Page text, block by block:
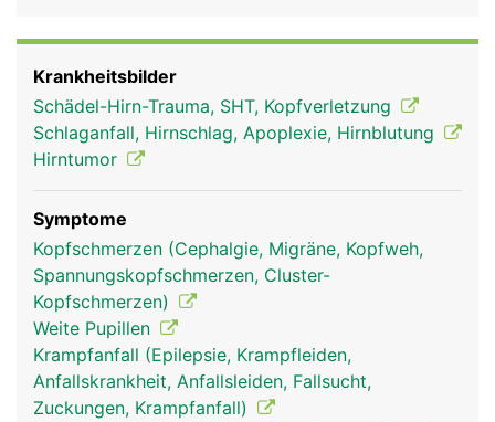
Rubriken
Augenbewegungen.
Mittelhirn Frau Mittelhirn Mann
Krankheitsbilder
Schädel-Hirn-Trauma, SHT, Kopfverletzung
Schlaganfall, Hirnschlag, Apoplexie, Hirnblutung
Hirntumor
Symptome
Kopfschmerzen (Cephalgie, Migräne, Kopfweh,
Spannungskopfschmerzen, Cluster-
Kopfschmerzen)
Weite Pupillen
Krampfanfall (Epilepsie, Krampfleiden,
Anfallskrankheit, Anfallsleiden, Fallsucht,
Zuckungen, Krampfanfall)